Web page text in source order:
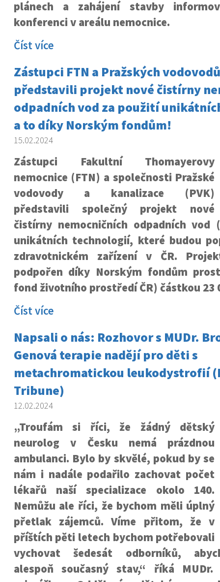
plánech a zahájení stavby
konferenci v areálu nemocnice.
Číst více
Zástupci FTN a Pražských
představili projekt nové čistírny
odpadních vod za použití
a to díky Norským fondům!
15.02.2024
Zástupci Fakultní Thomayerovy
nemocnice (FTN) a společnosti Pražské
vodovody a kanalizace (PVK)
představili společný projekt nové
čistírny nemocničních odpadních vod
unikátních technologií, které budou
zdravotnickém zařízení v ČR.
podpořen díky Norským fondům
fond životního prostředí ČR) částkou 23
Číst více
Napsali o nás: Rozhovor s MUDr.
Genová terapie nadějí pro děti s
metachromatickou leukodystrofií
Tribune)
12.02.2024
„Troufám si říci, že žádný dětský
neurolog v Česku nemá prázdnou
ambulanci. Bylo by skvělé, pokud by se
nám i nadále podařilo zachovat počet
lékařů naší specializace okolo 140.
Nemůžu ale říci, že bychom měli úplný
přetlak zájemců. Víme přitom, že v
příštích pěti letech bychom potřebovali
vychovat šedesát odborníků,
alespoň současný stav,“ říká MUDr.